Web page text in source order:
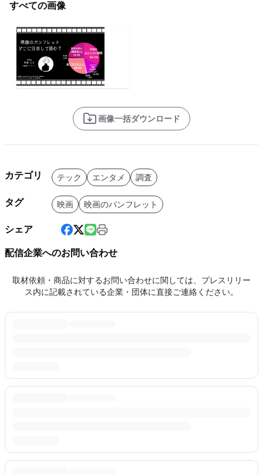
すべての画像
画像一括ダウンロード
カテゴリ テック エンタメ 調査
タグ 映画 映画のパンフレット
シェア
配信企業へのお問い合わせ
取材依頼・商品に対するお問い合わせに関しては、プレスリリー
ス内に記載されている企業・団体に直接ご連絡ください。